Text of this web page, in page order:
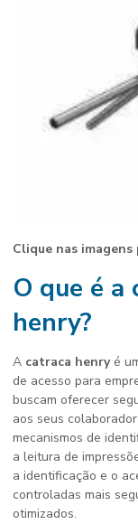
Clique nas
O que é a
henry?
A catraca henryé
de acesso para
buscam oferecer
aos seus
mecanismos de
a leitura de
a identificação e o
controladas mais
otimizados.